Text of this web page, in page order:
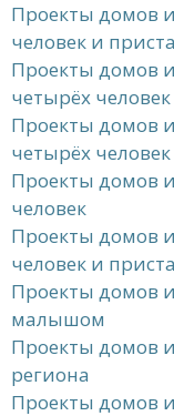
Проекты домов
человек и
Проекты домов
четырёх человек
Проекты домов
четырёх
Проекты домов
человек
Проекты домов
человек и
Проекты домов
малышом
Проекты домов
региона
Проекты домов